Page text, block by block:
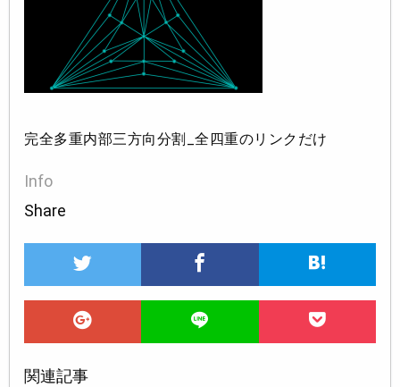
完全多重内部三方向分割_全四重のリンクだけ
Info
Share
関連記事